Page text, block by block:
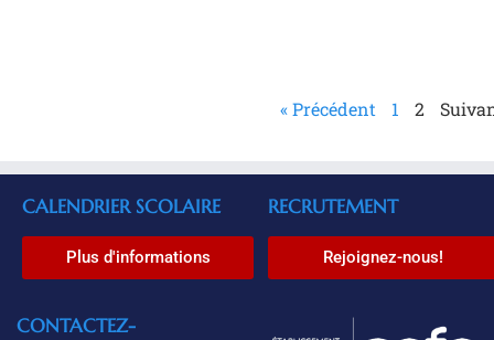
« Précédent 1 2
CALENDRIER SCOLAIRE
Plus d'informations
RECRUTEMENT
Rejoignez-nous!
CONTACTEZ-